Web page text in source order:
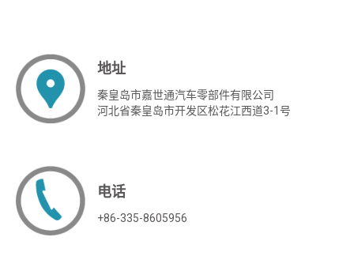
地址
秦皇岛市嘉世通汽车零部件有限公司
河北省秦皇岛市开发区松花江西道3-1号
电话
+86-335-8605956